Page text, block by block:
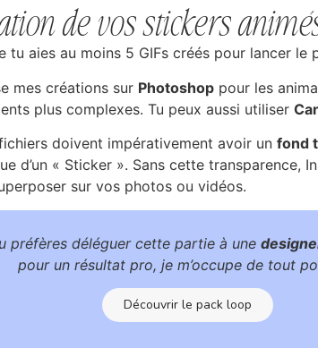
de vos stickers
tu aies au moins 5 GIFs créés pour lancer le
mes créations sur Photoshop pour les
plus complexes. Tu peux aussi utiliser
doivent impérativement avoir un fond
d’un « Sticker ». Sans cette transparence,
sur vos photos ou vidéos.
préfères déléguer cette partie à une
pour un résultat pro, je m’occupe de tout
Découvrir le pack loop